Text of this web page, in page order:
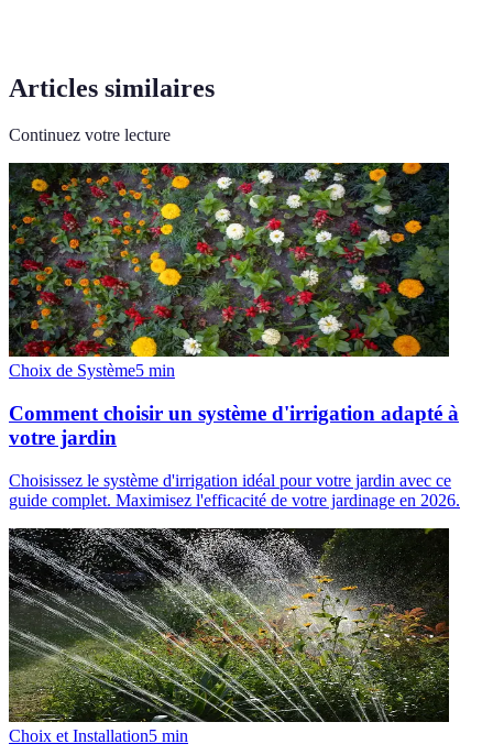
Articles similaires
Continuez votre lecture
Choix de Système5 min
Comment choisir un système d'irrigation adapté à
votre jardin
Choisissez le système d'irrigation idéal pour votre jardin avec ce
guide complet. Maximisez l'efficacité de votre jardinage en 2026.
Choix et Installation5 min